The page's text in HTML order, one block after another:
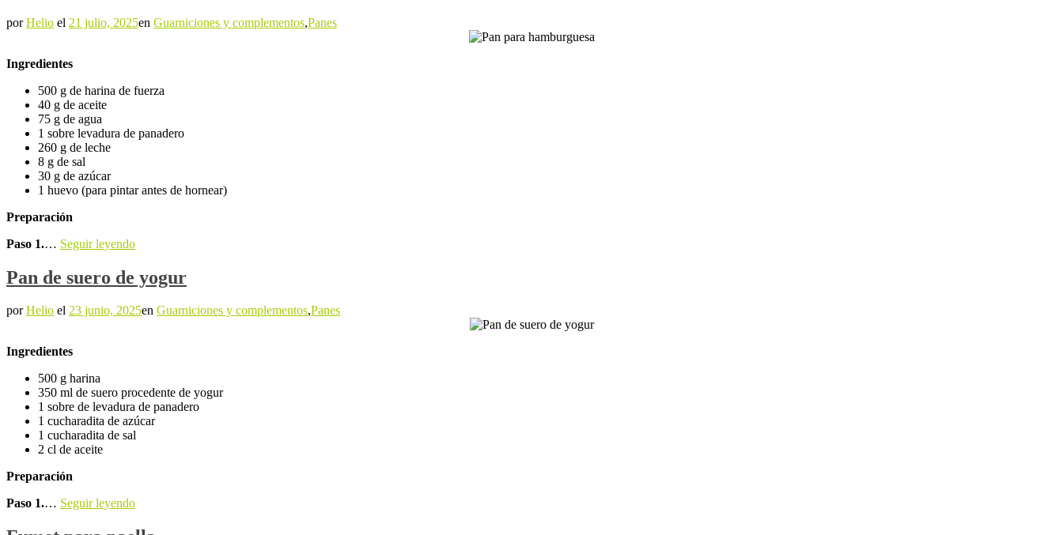
porHelio el 21 julio, 2025en Guarniciones y complementos,Panes
Ingredientes
500 g de harina de fuerza
40 g de aceite
75 g de agua
1 sobre levadura de panadero
260 g de leche
8 g de sal
30 g de azúcar
1 huevo (para pintar antes de hornear)
Preparación
Paso 1.… Seguir leyendo
Pan de suero de yogur
porHelio el 23 junio, 2025en Guarniciones y complementos,Panes
Ingredientes
500 g harina
350 ml de suero procedente de yogur
1 sobre de levadura de panadero
1 cucharadita de azúcar
1 cucharadita de sal
2 cl de aceite
Preparación
Paso 1.… Seguir leyendo